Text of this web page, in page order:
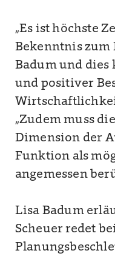
„Es ist höchste
Bekenntnis zum
Badum und
und positiver
„Zudem muss
Dimension der
Funktion als
angemessen
Lisa Badum
Scheuer redet